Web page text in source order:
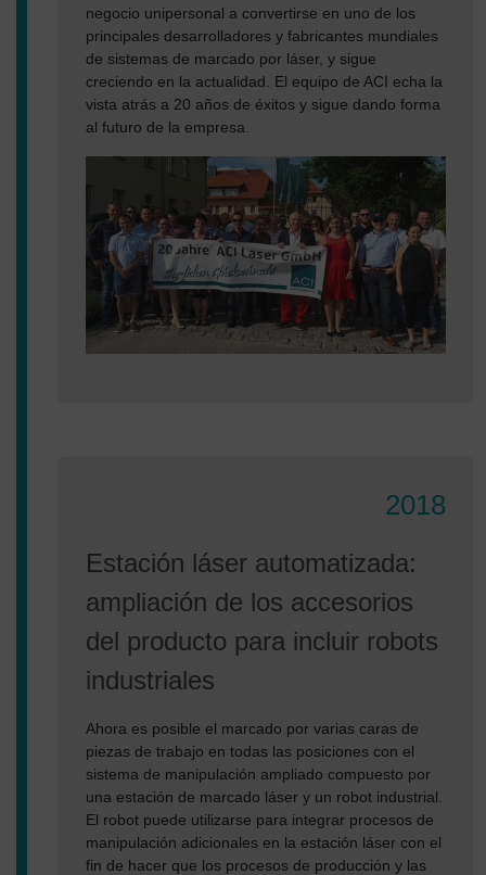
negocio unipersonal a convertirse en uno de los
principales desarrolladores y fabricantes mundiales
de sistemas de marcado por láser, y sigue
creciendo en la actualidad. El equipo de ACI echa la
vista atrás a 20 años de éxitos y sigue dando forma
al futuro de la empresa.
2018
Estación láser automatizada:
ampliación de los accesorios
del producto para incluir robots
industriales
Ahora es posible el marcado por varias caras de
piezas de trabajo en todas las posiciones con el
sistema de manipulación ampliado compuesto por
una estación de marcado láser y un robot industrial.
El robot puede utilizarse para integrar procesos de
manipulación adicionales en la estación láser con el
fin de hacer que los procesos de producción y las